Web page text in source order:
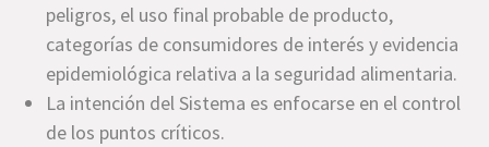
peligros, el uso final probable de producto,
categorías de consumidores de interés y evidencia
epidemiológica relativa a la seguridad alimentaria.
La intención del Sistema es enfocarse en el control
de los puntos críticos.